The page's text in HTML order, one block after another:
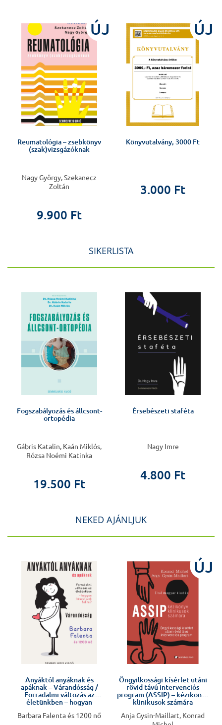
ÚJ
Reumatológia – zsebkönyv
(szak)vizsgázóknak
Nagy György, Szekanecz
Zoltán
9.900 Ft
ÚJ
Könyvutalvány, 3000 Ft
3.000 Ft
SIKERLISTA
Fogszabályozás és állcsont-
ortopédia
Gábris Katalin, Kaán Miklós,
Rózsa Noémi Katinka
19.500 Ft
Érsebészeti staféta
Nagy Imre
4.800 Ft
NEKED AJÁNLJUK
Anyáktól anyáknak és
apáknak – Várandósság /
Forradalmi változás az
életünkben – hogyan
Barbara Falenta és 1200 nő
ÚJ
Öngyilkossági kísérlet utáni
rövid távú intervenciós
program (ASSIP) – kézikönyv
klinikusok számára
Anja Gysin-Maillart, Konrad